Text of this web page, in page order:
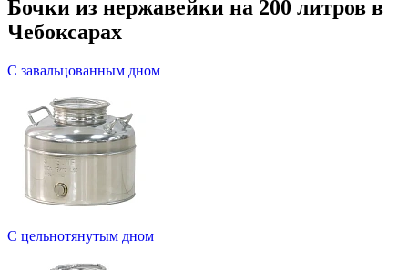
Бочки из нержавейки на 200 литров в
Чебоксарах
С завальцованным дном
С цельнотянутым дном